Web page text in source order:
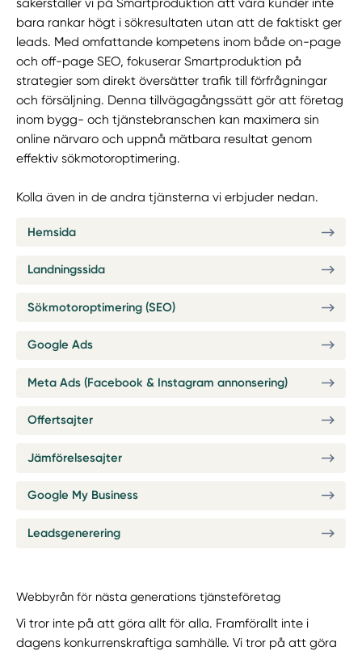
bara rankar högt i sökresultaten utan att de faktiskt ger
leads. Med omfattande kompetens inom både on-page
och off-page SEO, fokuserar Smartproduktion på
strategier som direkt översätter trafik till förfrågningar
och försäljning. Denna tillvägagångssätt gör att företag
inom bygg- och tjänstebranschen kan maximera sin
online närvaro och uppnå mätbara resultat genom
effektiv sökmotoroptimering.
Kolla även in de andra tjänsterna vi erbjuder nedan.
Hemsida
Landningssida
Sökmotoroptimering (SEO)
Google Ads
Meta Ads (Facebook & Instagram annonsering)
Offertsajter
Jämförelsesajter
Google My Business
Leadsgenerering
Webbyrån för nästa generations tjänsteföretag
Vi tror inte på att göra allt för alla. Framförallt inte i
dagens konkurrenskraftiga samhälle. Vi tror på att göra